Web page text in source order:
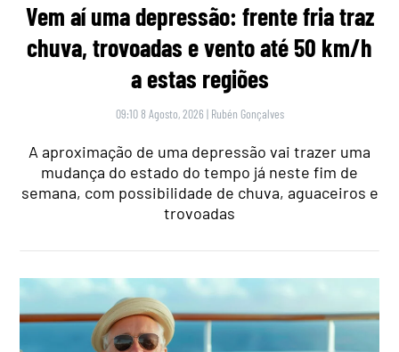
Vem aí uma depressão: frente fria traz
chuva, trovoadas e vento até 50 km/h
a estas regiões
09:10 8 Agosto, 2026 | Rubén Gonçalves
A aproximação de uma depressão vai trazer uma
mudança do estado do tempo já neste fim de
semana, com possibilidade de chuva, aguaceiros e
trovoadas